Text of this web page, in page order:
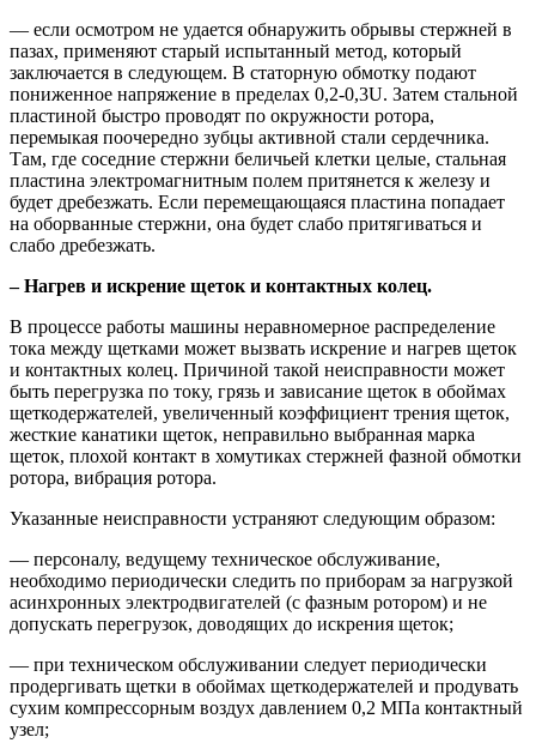
— если осмотром не удается обнаружить обрывы стержней в
пазах, применяют старый испытанный метод, который
заключается в следующем. В статорную обмотку подают
пониженное напряжение в пределах 0,2-0,3U. Затем стальной
пластиной быстро проводят по окружности ротора,
перемыкая поочередно зубцы активной стали сердечника.
Там, где соседние стержни беличьей клетки целые, стальная
пластина электромагнитным полем притянется к железу и
будет дребезжать. Если перемещающаяся пластина попадает
на оборванные стержни, она будет слабо притягиваться и
слабо дребезжать.
– Нагрев и искрение щеток и контактных колец.
B процессе работы машины неравномерное распределение
тока между щетками может вызвать искрение и нагрев щеток
и контактных колец. Причиной такой неисправности может
быть перегрузка по току, грязь и зависание щеток в обоймах
щеткодержателей, увеличенный коэффициент трения щеток,
жесткие канатики щеток, неправильно выбранная марка
щеток, плохой контакт в хомутиках стержней фазной обмотки
ротора, вибрация ротора.
Указанные неисправности устраняют следующим образом:
— персоналу, ведущему техническое обслуживание,
необходимо периодически следить по приборам за нагрузкой
асинхронных электродвигателей (c фазным ротором) и не
допускать перегрузок, доводящих до искрения щеток;
— при техническом обслуживании следует периодически
продергивать щетки в обоймах щеткодержателей и продувать
сухим компрессорным воздух давлением 0,2 МПа контактный
узел;